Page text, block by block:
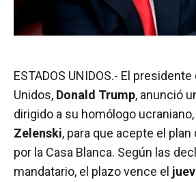
ESTADOS UNIDOS.- El
Unidos, Donald Trump, anunció
dirigido a su homólogo ucraniano,
Zelenski, para que acepte el
por la Casa Blanca. Según las
mandatario, el plazo vence el